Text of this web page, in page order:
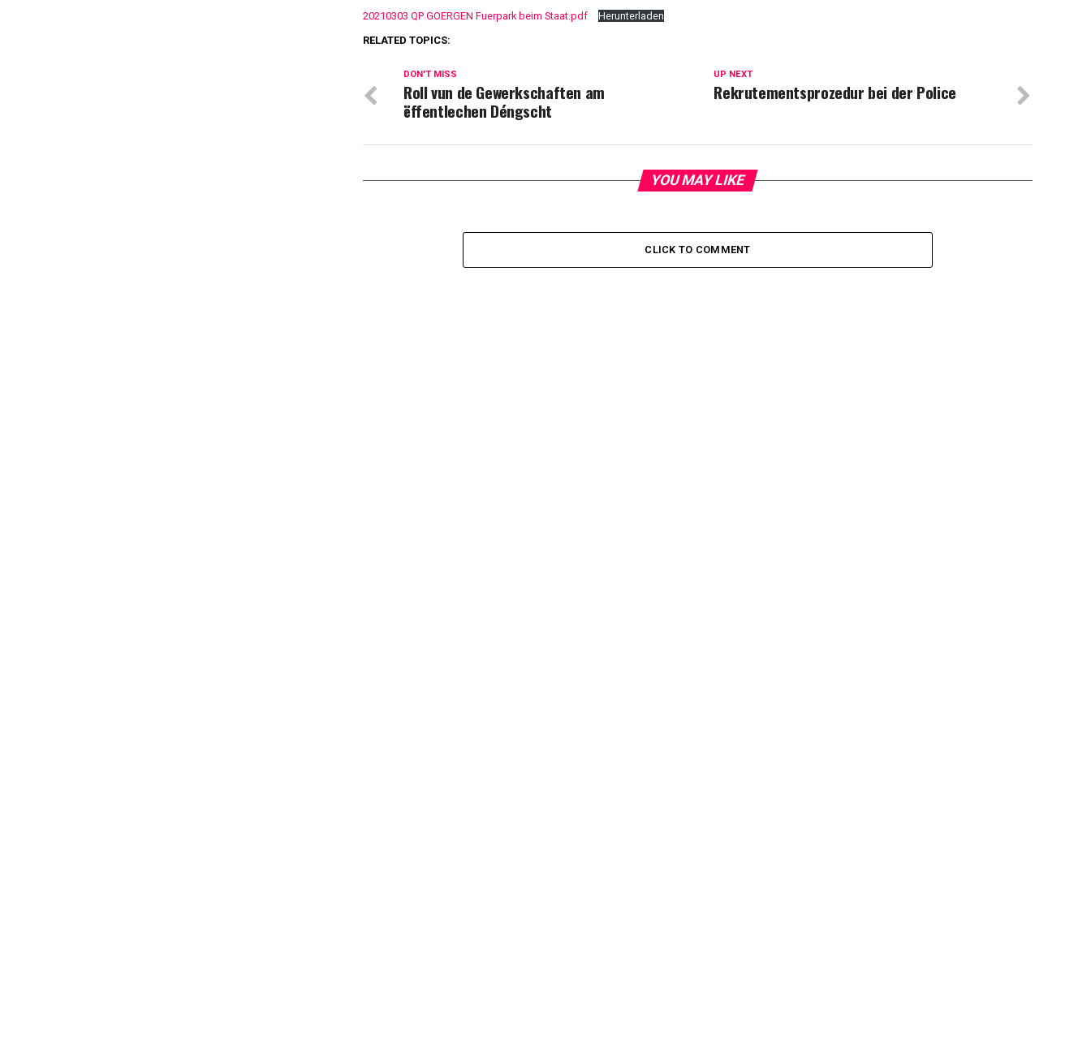
20210303 QP GOERGEN Fuerpark beim Staat.pdf
Herunterladen
RELATED TOPICS:
UP NEXT
Rekrutementsprozedur bei der Police
DON'T MISS
Roll vun de Gewerkschaften am
ëffentlechen Déngscht
YOU MAY LIKE
CLICK TO COMMENT